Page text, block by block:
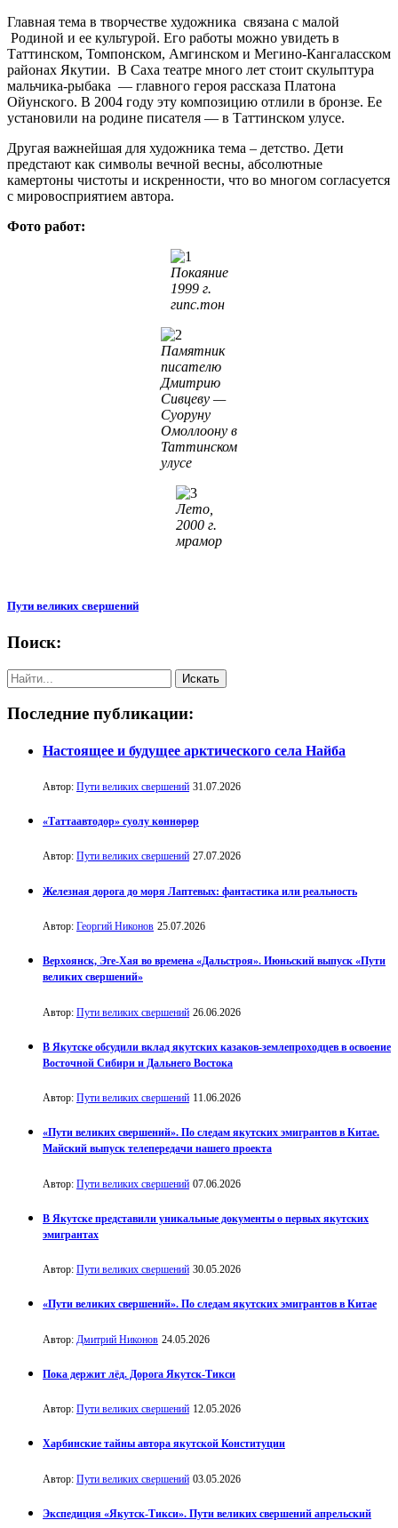
Главная тема в творчестве художника связана с малой
Родиной и ее культурой. Его работы можно увидеть в
Таттинском, Томпонском, Амгинском и Мегино-Кангаласском
районах Якутии. В Саха театре много лет стоит скульптура
мальчика-рыбака — главного героя рассказа Платона
Ойунского. В 2004 году эту композицию отлили в бронзе. Ее
установили на родине писателя — в Таттинском улусе.
Другая важнейшая для художника тема – детство. Дети
предстают как символы вечной весны, абсолютные
камертоны чистоты и искренности, что во многом согласуется
с мировосприятием автора.
Фото работ:
Покаяние
1999 г.
гипс.тон
Памятник
писателю
Дмитрию
Сивцеву —
Суоруну
Омоллоону в
Таттинском
улусе
Лето,
2000 г.
мрамор
Пути великих свершений
Поиск:
Последние публикации:
Настоящее и будущее арктического села Найба
Автор: Пути великих свершений 31.07.2026
«Таттаавтодор» суолу көннөрөр
Автор: Пути великих свершений 27.07.2026
Железная дорога до моря Лаптевых: фантастика или реальность
Автор: Георгий Никонов 25.07.2026
Верхоянск, Эге-Хая во времена «Дальстроя». Июньский выпуск «Пути
великих свершений»
Автор: Пути великих свершений 26.06.2026
В Якутске обсудили вклад якутских казаков-землепроходцев в освоение
Восточной Сибири и Дальнего Востока
Автор: Пути великих свершений 11.06.2026
«Пути великих свершений». По следам якутских эмигрантов в Китае.
Майский выпуск телепередачи нашего проекта
Автор: Пути великих свершений 07.06.2026
В Якутске представили уникальные документы о первых якутских
эмигрантах
Автор: Пути великих свершений 30.05.2026
«Пути великих свершений». По следам якутских эмигрантов в Китае
Автор: Дмитрий Никонов 24.05.2026
Пока держит лёд. Дорога Якутск-Тикси
Автор: Пути великих свершений 12.05.2026
Харбинские тайны автора якутской Конституции
Автор: Пути великих свершений 03.05.2026
Экспедиция «Якутск-Тикси». Пути великих свершений апрельский